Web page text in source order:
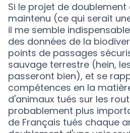
Si le projet de
maintenu (ce qui serait
il me semble
des données de la
points de passages
sauvage terrestre (hein,
passeront bien), et se
compétences en la
d'animaux tués sur les
probablement plus
de Français tués chaque